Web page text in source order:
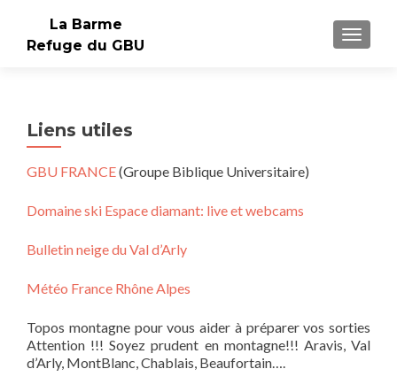
La Barme
Refuge du GBU
Liens utiles
GBU FRANCE(Groupe Biblique Universitaire)
Domaine ski Espace diamant: live et webcams
Bulletin neige du Val d’Arly
Météo France Rhône Alpes
Topos montagne pour vous aider à préparer vos sorties
Attention !!! Soyez prudent en montagne!!! Aravis, Val
d’Arly, MontBlanc, Chablais, Beaufortain….